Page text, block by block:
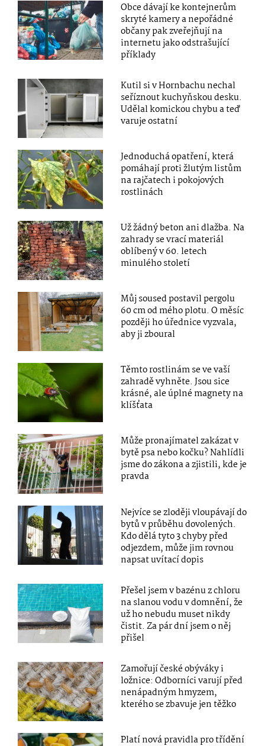
Obce dávají ke kontejnerům
skryté kamery a nepořádné
občany pak zveřejňují na
internetu jako odstrašující
příklady
Kutil si v Hornbachu nechal
seříznout kuchyňskou desku.
Udělal komickou chybu a teď
varuje ostatní
Jednoduchá opatření, která
pomáhají proti žlutým listům
na rajčatech i pokojových
rostlinách
Už žádný beton ani dlažba. Na
zahrady se vrací materiál
oblíbený v 60. letech
minulého století
Můj soused postavil pergolu
60 cm od mého plotu. O měsíc
později ho úřednice vyzvala,
aby ji zboural
Těmto rostlinám se ve vaší
zahradě vyhněte. Jsou sice
krásné, ale úplné magnety na
klíšťata
Může pronajímatel zakázat v
bytě psa nebo kočku? Nahlídli
jsme do zákona a zjistili, kde je
pravda
Nejvíce se zloději vloupávají do
bytů v průběhu dovolených.
Kdo dělá tyto 3 chyby před
odjezdem, může jim rovnou
napsat uvítací dopis
Přešel jsem v bazénu z chloru
na slanou vodu v domnění, že
už ho nebudu muset nikdy
čistit. Za pár dní jsem o něj
přišel
Zamořují české obýváky i
ložnice: Odborníci varují před
nenápadným hmyzem,
kterého se zbavuje jen těžko
Platí nová pravidla pro třídění